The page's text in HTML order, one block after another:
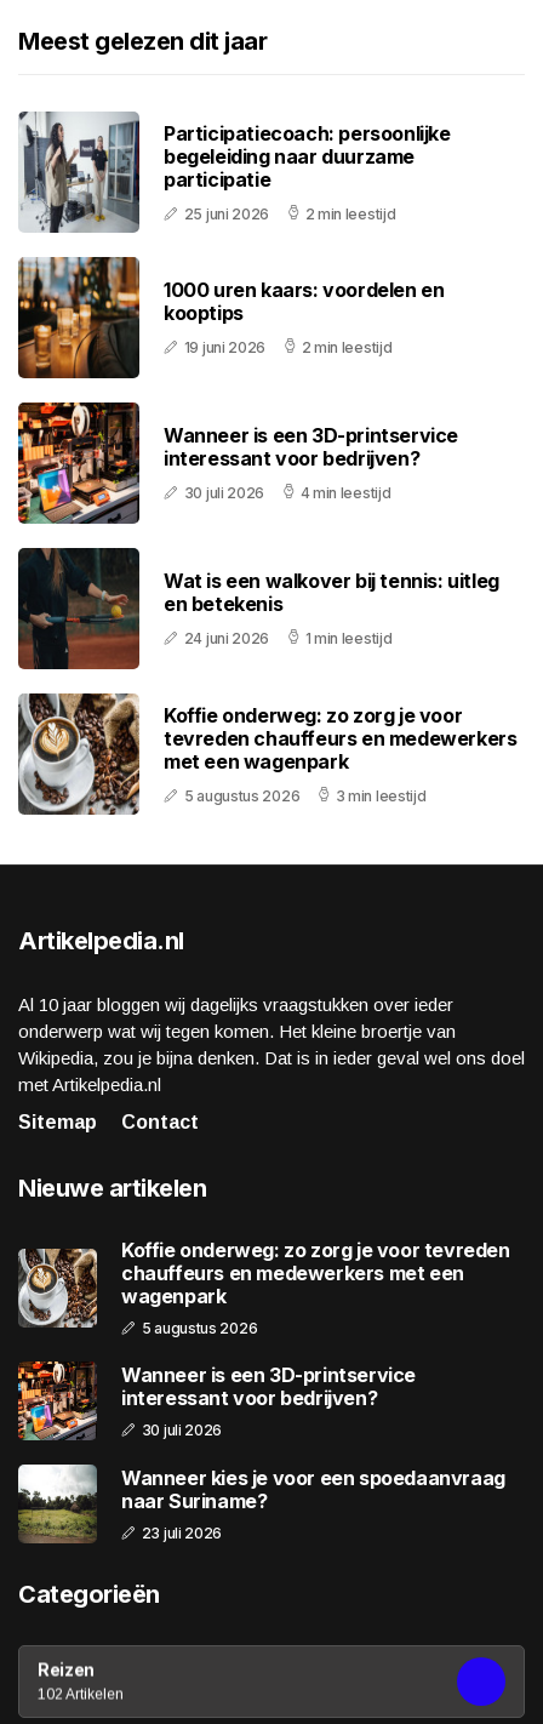
Meest gelezen dit jaar
Participatiecoach: persoonlijke
begeleiding naar duurzame
participatie
25 juni 2026 2 min leestijd
1000 uren kaars: voordelen en
kooptips
19 juni 2026 2 min leestijd
Wanneer is een 3D-printservice
interessant voor bedrijven?
30 juli 2026 4 min leestijd
Wat is een walkover bij tennis: uitleg
en betekenis
24 juni 2026 1 min leestijd
Koffie onderweg: zo zorg je voor
tevreden chauffeurs en medewerkers
met een wagenpark
5 augustus 2026 3 min leestijd
Artikelpedia.nl
Al 10 jaar bloggen wij dagelijks vraagstukken over ieder
onderwerp wat wij tegen komen. Het kleine broertje van
Wikipedia, zou je bijna denken. Dat is in ieder geval wel ons doel
met Artikelpedia.nl
Sitemap
Contact
Nieuwe artikelen
Koffie onderweg: zo zorg je voor tevreden
chauffeurs en medewerkers met een
wagenpark
5 augustus 2026
Wanneer is een 3D-printservice
interessant voor bedrijven?
30 juli 2026
Wanneer kies je voor een spoedaanvraag
naar Suriname?
23 juli 2026
Categorieën
Reizen
102 Artikelen